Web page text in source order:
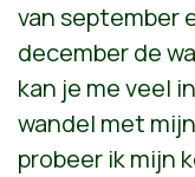
van september
december de
kan je me veel
wandel met
probeer ik mijn